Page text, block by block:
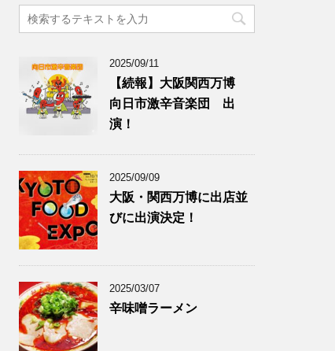
2025/09/11
【続報】大阪関西万博
向日市激辛音楽団 出
演！
2025/09/09
大阪・関西万博に出店並
びに出演決定！
2025/03/07
辛味噌ラーメン